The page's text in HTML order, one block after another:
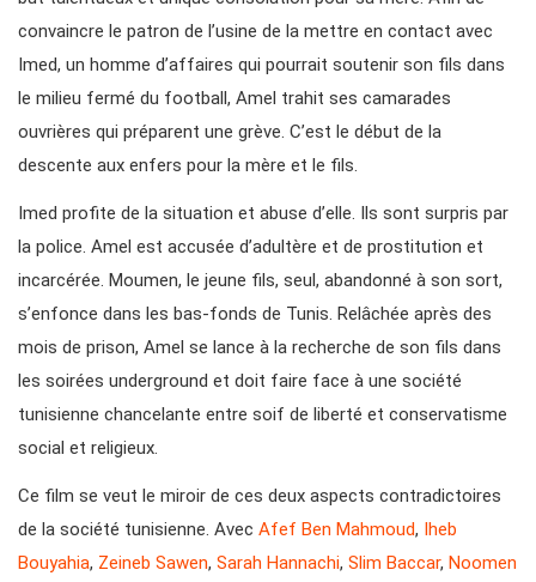
convaincre le patron de l’usine de la mettre en contact avec
Imed, un homme d’affaires qui pourrait soutenir son fils dans
le milieu fermé du football, Amel trahit ses camarades
ouvrières qui préparent une grève. C’est le début de la
descente aux enfers pour la mère et le fils.
Imed profite de la situation et abuse d’elle. Ils sont surpris par
la police. Amel est accusée d’adultère et de prostitution et
incarcérée. Moumen, le jeune fils, seul, abandonné à son sort,
s’enfonce dans les bas-fonds de Tunis. Relâchée après des
mois de prison, Amel se lance à la recherche de son fils dans
les soirées underground et doit faire face à une société
tunisienne chancelante entre soif de liberté et conservatisme
social et religieux.
Ce film se veut le miroir de ces deux aspects contradictoires
de la société tunisienne. Avec Afef Ben Mahmoud, Iheb
Bouyahia, Zeineb Sawen, Sarah Hannachi, Slim Baccar, Noomen